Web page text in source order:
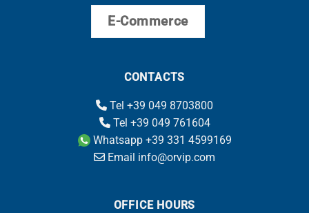
E-Commerce
CONTACTS
Tel +39 049 8703800
Tel +39 049 761604
Whatsapp +39 331 4599169
Email info@orvip.com
OFFICE HOURS